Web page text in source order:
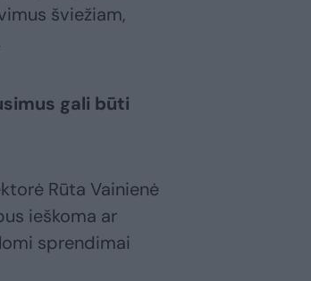
šviežiam,
gali būti
Rūta Vainienė
ieškoma ar
sprendimai